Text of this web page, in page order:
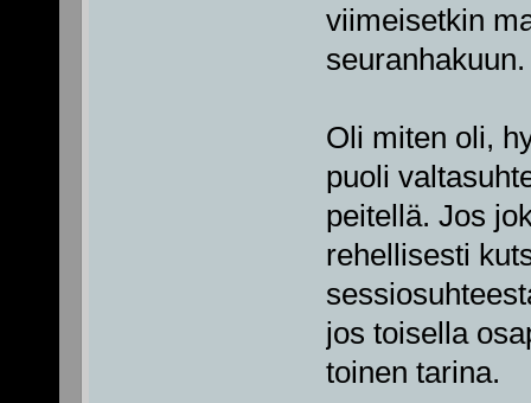
viimeisetkin
seuranhakuun.
Oli miten oli,
puoli
peitellä. Jos
rehellisesti
jos toisella
toinen tarina.